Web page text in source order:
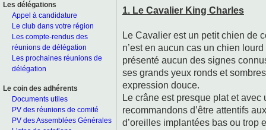
Les délégations
Appel à candidature
Le club dans votre région
Les compte-rendus des
réunions de délégation
Les prochaines réunions de
délégation
Le coin des adhérents
Documents utiles
PV des réunions de comité
PV des Assemblées Générales
1. Le Cavalier King Charles
Le Cavalier est un petit chien de
n’est en aucun cas un chien
présenté aucun des signes
ses grands yeux ronds et
expression douce.
Le crâne est presque plat et avec
recommandons d’être attentifs
d’oreilles implantées bas ou trop